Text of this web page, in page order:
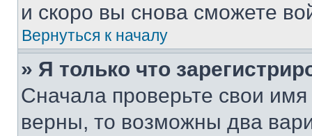
и скоро вы снова сможете
Вернуться к началу
» Я только что
Сначала проверьте свои
верны, то возможны два